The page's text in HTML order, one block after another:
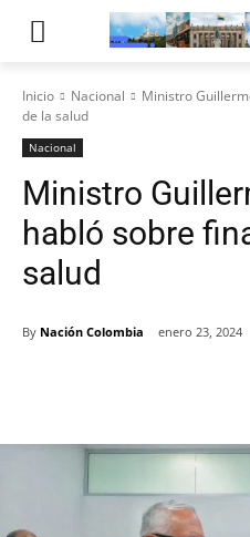
Inicio Nacional
Ministro
de la salud
Nacional
Ministro
habló sobre
salud
By Nación Colombia enero 23, 2024